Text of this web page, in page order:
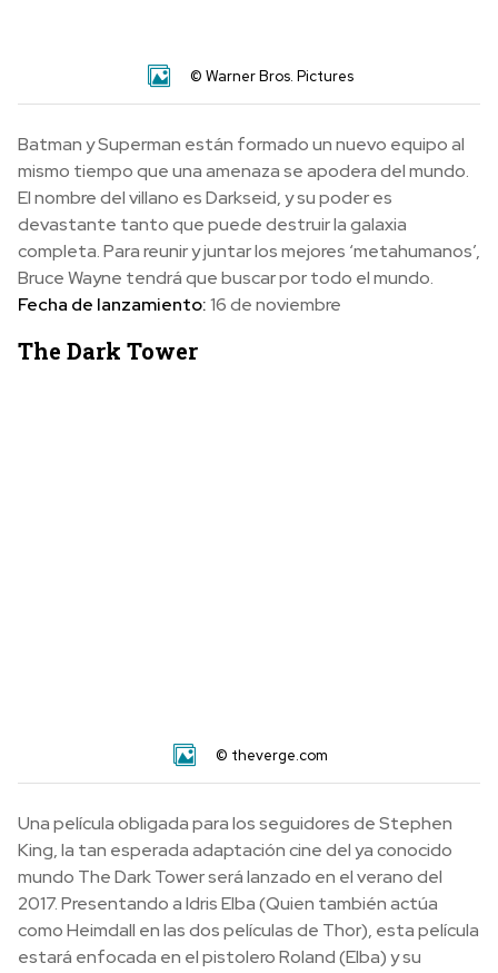
© Warner Bros. Pictures
Batman y Superman están formado un nuevo equipo al
mismo tiempo que una amenaza se apodera del mundo.
El nombre del villano es Darkseid, y su poder es
devastante tanto que puede destruir la galaxia
completa. Para reunir y juntar los mejores ‘metahumanos’,
Bruce Wayne tendrá que buscar por todo el mundo.
Fecha de lanzamiento:16 de noviembre
The Dark Tower
© theverge.com
Una película obligada para los seguidores de Stephen
King, la tan esperada adaptación cine del ya conocido
mundo The Dark Tower será lanzado en el verano del
2017. Presentando a Idris Elba (Quien también actúa
como Heimdall en las dos películas de Thor), esta película
estará enfocada en el pistolero Roland (Elba) y su